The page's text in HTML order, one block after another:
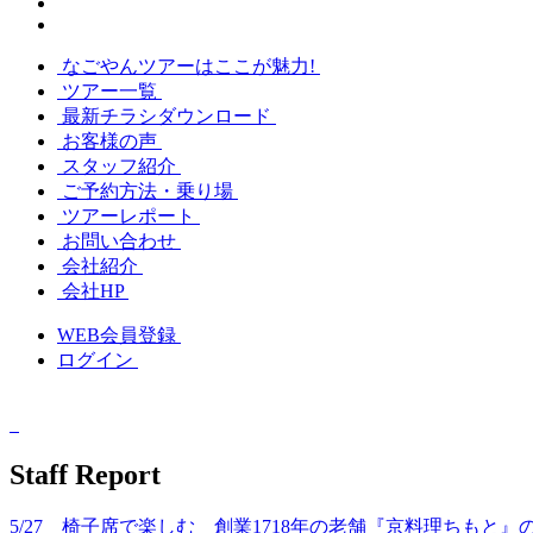
なごやんツアーはここが魅力!
ツアー一覧
最新チラシダウンロード
お客様の声
スタッフ紹介
ご予約方法・乗り場
ツアーレポート
お問い合わせ
会社紹介
会社HP
WEB会員登録
ログイン
Staff Report
5/27 椅子席で楽しむ 創業1718年の老舗『京料理ちもと』